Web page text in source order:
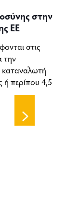
στην
ΕΕ
στις
την
ή περίπου 4,5